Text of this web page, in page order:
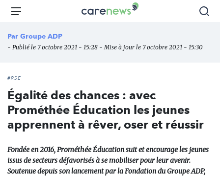
Aller
principal
Carenews,
des
Menu
Par Groupe ADP
- Publié le 7 octobre 2021 - 15:28 - Mise à jour le 7 octobre 2021 - 15:30
#RSE
Égalité des chances : avec
Prométhée Éducation les jeunes
apprennent à rêver, oser et réussir
Fondée en 2016, Prométhée Éducation suit et encourage les jeunes
issus de secteurs défavorisés à se mobiliser pour leur avenir.
Soutenue depuis son lancement par la Fondation du Groupe ADP,